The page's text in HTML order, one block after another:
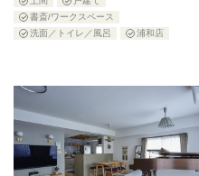
書斎/ワークスペース
洗面／トイレ／風呂
浦和店